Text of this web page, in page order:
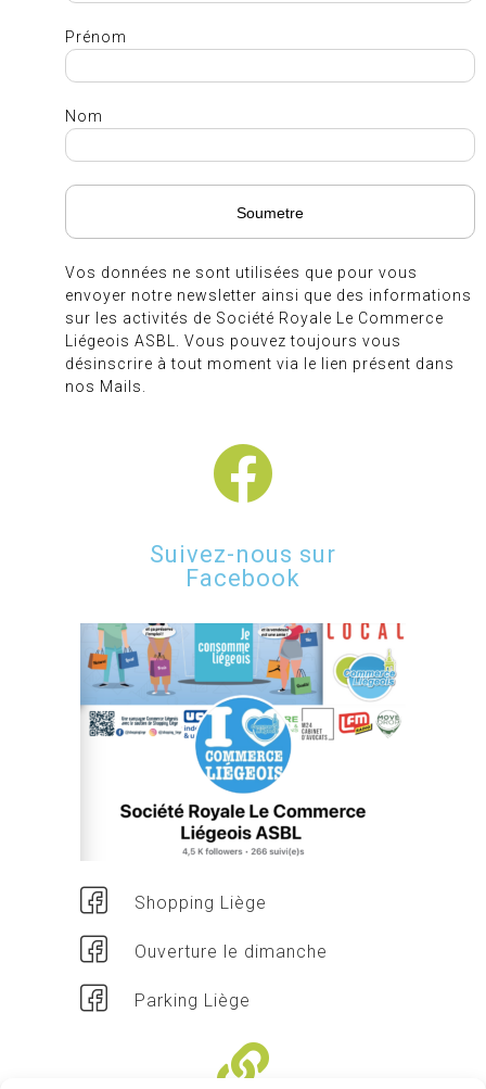
Prénom
Nom
Vos données ne sont utilisées que pour vous
envoyer notre newsletter ainsi que des informations
sur les activités de Société Royale Le Commerce
Liégeois ASBL. Vous pouvez toujours vous
désinscrire à tout moment via le lien présent dans
nos Mails.
Suivez-nous sur
Facebook
Shopping Liège
Ouverture le dimanche
Parking Liège